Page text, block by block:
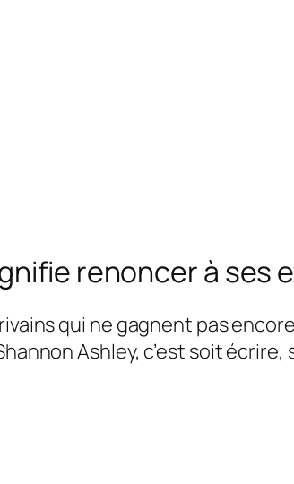
renoncer à ses
qui ne gagnent pas
Ashley, c’est soit écrire,